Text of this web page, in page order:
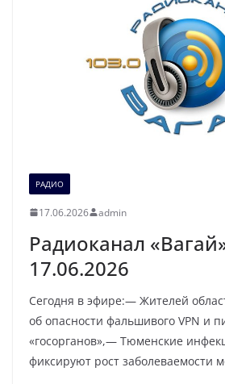
РАДИО
17.06.2026 admin
Радиоканал
17.06.2026
Сегодня в эфире:— Жителей
об опасности фальшивого VPN и
«госорганов»,— Тюменские
фиксируют рост заболеваемости